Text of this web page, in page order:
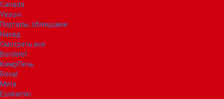
Canada
Vesuvi
Порталы, облицовки
Назад
Смотреть все
Bordelet
КимрПечь
Rocal
Meta
Ecokamin